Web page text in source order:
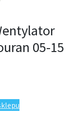
05-15
05-15